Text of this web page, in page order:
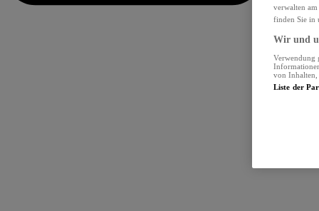
verwalten
finden Sie in
Wir und
Verwendung
von Inhalten,
Liste der